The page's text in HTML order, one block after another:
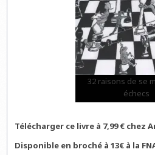
32 raisons de se
échecs
Télécharger ce livre à 7,99 € chez
Disponible en broché à 13€ à la